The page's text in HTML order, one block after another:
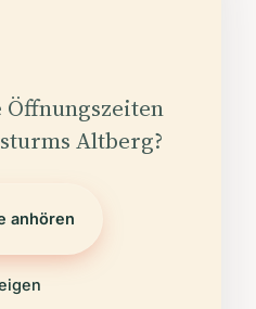
Öffnungszeiten
Altberg?
anhören